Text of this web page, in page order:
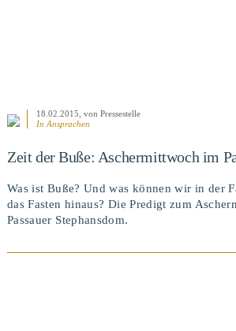
18.02.2015 , von Pressestelle
In Ansprachen
Zeit der Buße: Aschermittwoch im
Was ist Buße? Und was können wir in der
das Fasten hinaus? Die Predigt zum
Passauer Stephansdom.